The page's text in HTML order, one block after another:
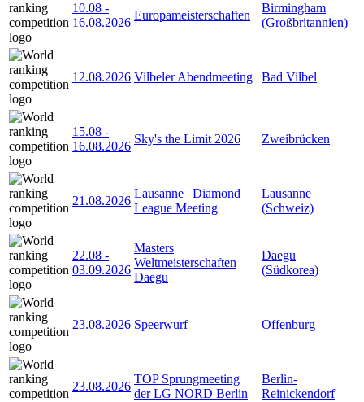
10.08 -
16.08.2026
Europameisterschaften
Birmingham
(Großbritannien)
12.08.2026 Vilbeler Abendmeeting Bad Vilbel
15.08 -
16.08.2026
Sky's the Limit 2026 Zweibrücken
21.08.2026
Lausanne | Diamond
League Meeting
Lausanne
(Schweiz)
22.08 -
03.09.2026
Masters
Weltmeisterschaften
Daegu
Daegu
(Südkorea)
23.08.2026 Speerwurf Offenburg
23.08.2026
TOP Sprungmeeting
der LG NORD Berlin
Berlin-
Reinickendorf